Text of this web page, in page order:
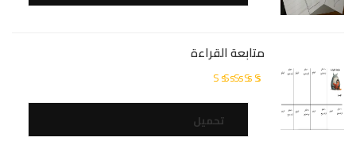
متابعة القراءة
تم
التقييم
من
تحميل